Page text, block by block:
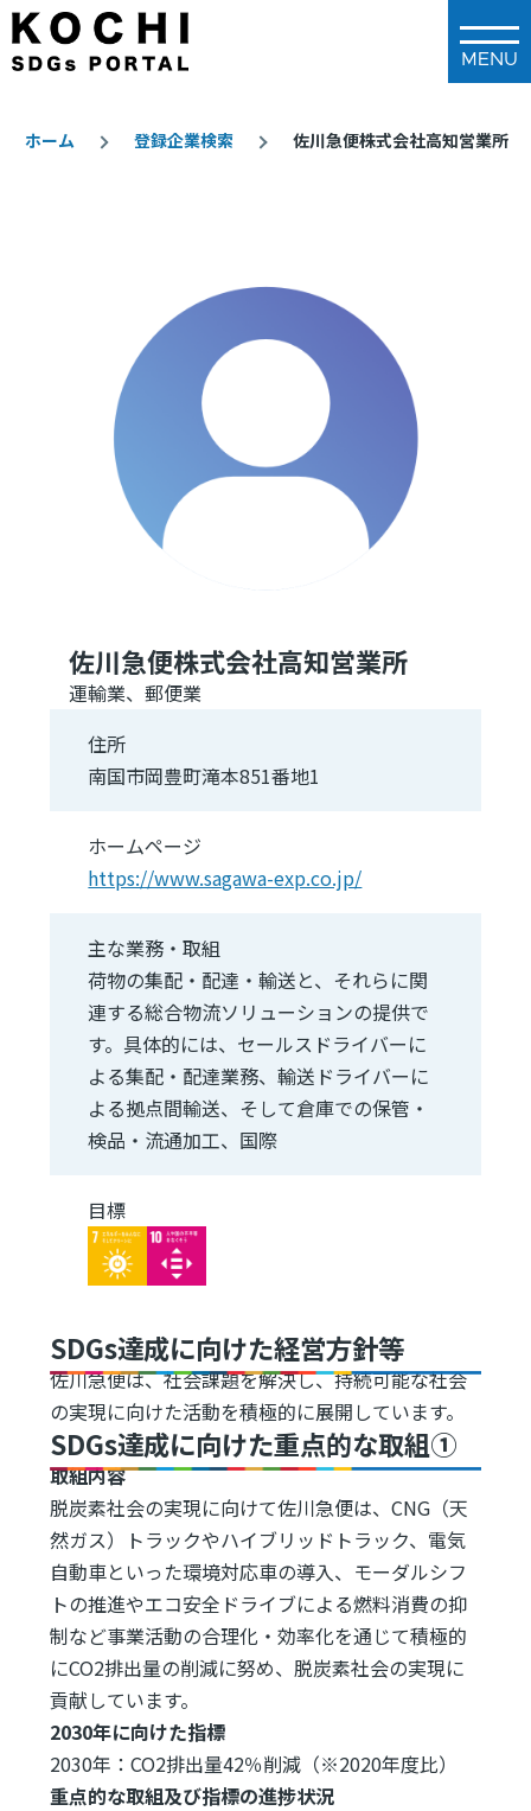
メインコンテンツに移動
ホーム 登録企業検索 佐川急便株式会社高知営業所
佐川急便株式会社高知営業所
運輸業、郵便業
住所
南国市岡豊町滝本851番地1
ホームページ
https://www.sagawa-exp.co.jp/
主な業務・取組
荷物の集配・配達・輸送と、それらに関
連する総合物流ソリューションの提供で
す。具体的には、セールスドライバーに
よる集配・配達業務、輸送ドライバーに
よる拠点間輸送、そして倉庫での保管・
検品・流通加工、国際
目標
Image Image
SDGs達成に向けた経営方針等
佐川急便は、社会課題を解決し、持続可能な社会
の実現に向けた活動を積極的に展開しています。
SDGs達成に向けた重点的な取組①
取組内容
脱炭素社会の実現に向けて佐川急便は、CNG（天
然ガス）トラックやハイブリッドトラック、電気
自動車といった環境対応車の導入、モーダルシフ
トの推進やエコ安全ドライブによる燃料消費の抑
制など事業活動の合理化・効率化を通じて積極的
にCO2排出量の削減に努め、脱炭素社会の実現に
貢献しています。
2030年に向けた指標
2030年：CO2排出量42％削減（※2020年度比）
重点的な取組及び指標の進捗状況